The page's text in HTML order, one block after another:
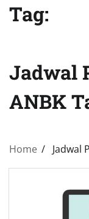
Tag:
Jadwal
ANBK
Home Jadwal